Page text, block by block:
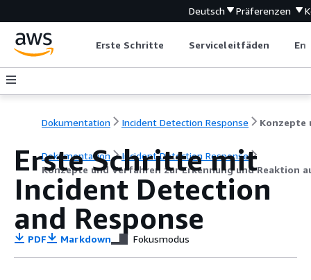
Deutsch Präferenzen
Erste Schritte Serviceleitfäden
Dokumentation Incident Detection Response
Dokumentation
Incident Detection Response
Konzepte und Verfahren zur Erkennung und Reaktion
Erste Schritte mit
Incident Detection
and Response
PDF Markdown Fokusmodus